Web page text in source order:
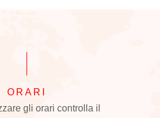
ORARI
gli orari controlla il